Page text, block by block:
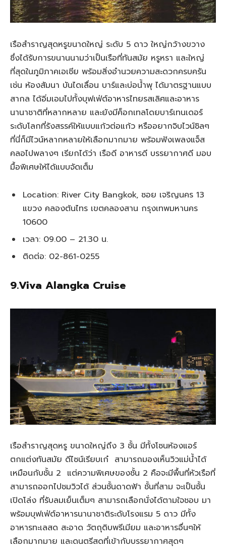
เรือสำราญสุดหรูขนาดใหญ่ ระดับ 5 ดาว ใหญ่กว้างขวาง
ซึ่งได้รับการขนานนามว่าเป็นเรือที่ทันสมัย หรูหรา และใหญ่
ที่สุดในภูมิภาคเอเชีย พร้อมสิ่งอำนวยความสะดวกครบครัน
เช่น ห้องสัมนา บันไดเลื่อน บาร์และบ่อน้ำพุ ได้มาตรฐานแบบ
สากล ได้อิ่มเอมไปทั้งบุฟเฟ่ต์อาหารไทยรสเลิศและอาหาร
นานาชาติที่หลากหลาย และยังมีค็อกเทลโดยบาร์เทนเดอร์
ระดับโลกที่รังสรรค์ให้แบบแก้วต่อแก้ว หรืออยากจิบไวน์ชิลๆ
ที่นี่ก็มีไวน์หลากหลายให้เลือกมากมาย พร้อมฟังเพลงแจ็ส
คลอไปพลางๆ เรียกได้ว่า เรือดี อาหารดี บรรยากาศดี มอบ
มื้อพิเศษให้ได้แบบจัดเต็ม
Location: River City Bangkok, ซอย เจริญนคร 13
แขวง คลองต้นไทร เขตคลองสาน กรุงเทพมหานคร
10600
เวลา: 09.00 – 21.30 น.
ติดต่อ: 02-861-0255
9.Viva Alangka Cruise
เรือสำราญสุดหรู ขนาดใหญ่ถึง 3 ชั้น มีทั้งโซนห้องแอร์
ตกแต่งทันสมัย ดีไซน์เรียบเก๋ สามารถมองเห็นวิวแม่น้ำได้
เหมือนกับชั้น 2 แต่ความพิเศษของชั้น 2 คือจะมีพื้นที่หัวเรือที่
สามารถออกไปชมวิวได้ ส่วนชั้นดาดฟ้า ชั้นที่สาม จะเป็นชั้น
เปิดโล่ง ที่รับลมเย็นเต็มๆ สามารถเลือกนั่งได้ตามใจชอบ มา
พร้อมบุฟเฟ่ต์อาหารนานาชาติระดับโรงแรม 5 ดาว มีทั้ง
อาหารทะเลสด สะอาด วัตถุดิบพรีเมียม และอาหารอื่นๆให้
เลือกมากมาย และดนตรีสดที่เข้ากับบรรยากาศสุดๆ